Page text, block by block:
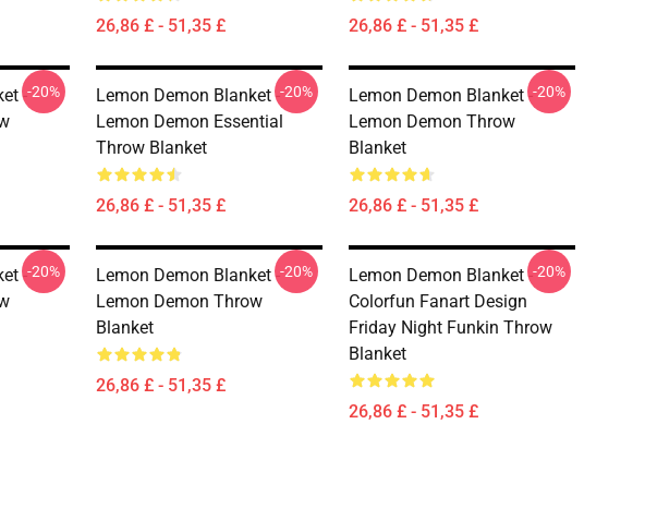
26,86 £ - 51,35 £ 26,86 £ - 51,35 £
--20%
Lemon Demon Blanket -
Lemon Demon Essential
Throw Blanket
26,86 £ - 51,35 £
-20%
Lemon Demon Blanket -
Lemon Demon Throw
Blanket
26,86 £ - 51,35 £
-20%
--20%
Lemon Demon Blanket -
Lemon Demon Throw
Blanket
26,86 £ - 51,35 £
-20%
Lemon Demon Blanket -
Colorfun Fanart Design
Friday Night Funkin Throw
Blanket
26,86 £ - 51,35 £
-20%